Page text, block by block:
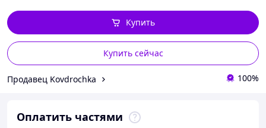
Купить сейчас
Купить
Продавец Kovdrochka 100%
Оплатить частями